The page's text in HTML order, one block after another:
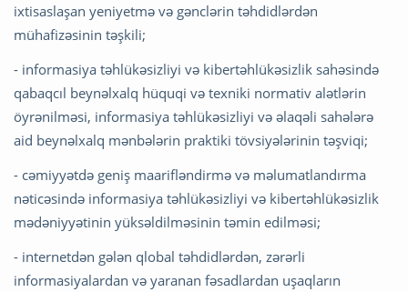
ixtisaslaşan yeniyetmə və gənclərin təhdidlərdən
mühafizəsinin təşkili;
- informasiya təhlükəsizliyi və kibertəhlükəsizlik sahəsində
qabaqcıl beynəlxalq hüquqi və texniki normativ alətlərin
öyrənilməsi, informasiya təhlükəsizliyi və əlaqəli sahələrə
aid beynəlxalq mənbələrin praktiki tövsiyələrinin təşviqi;
- cəmiyyətdə geniş maarifləndirmə və məlumatlandırma
nəticəsində informasiya təhlükəsizliyi və kibertəhlükəsizlik
mədəniyyətinin yüksəldilməsinin təmin edilməsi;
- internetdən gələn qlobal təhdidlərdən, zərərli
informasiyalardan və yaranan fəsadlardan uşaqların